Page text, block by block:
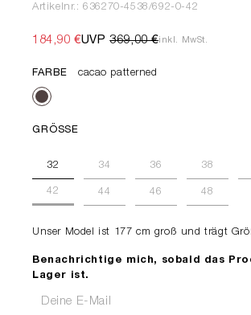
Artikelnr.: 636270-4538/692-0-42
184,90 €UVP369,00 €inkl. MwSt.
FARBE cacao patterned
GRÖSSE
32 34 36 38
42 44 46 48
Unser Model ist 177 cm groß und trägt
Benachrichtige mich, sobald das
Lager ist.